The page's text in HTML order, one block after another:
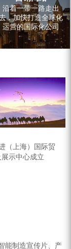
沿着一带一路走出
，加快打造全球化
运营的国际化公司
（上海）国际贸
示中心成立
能制造宣传片、产